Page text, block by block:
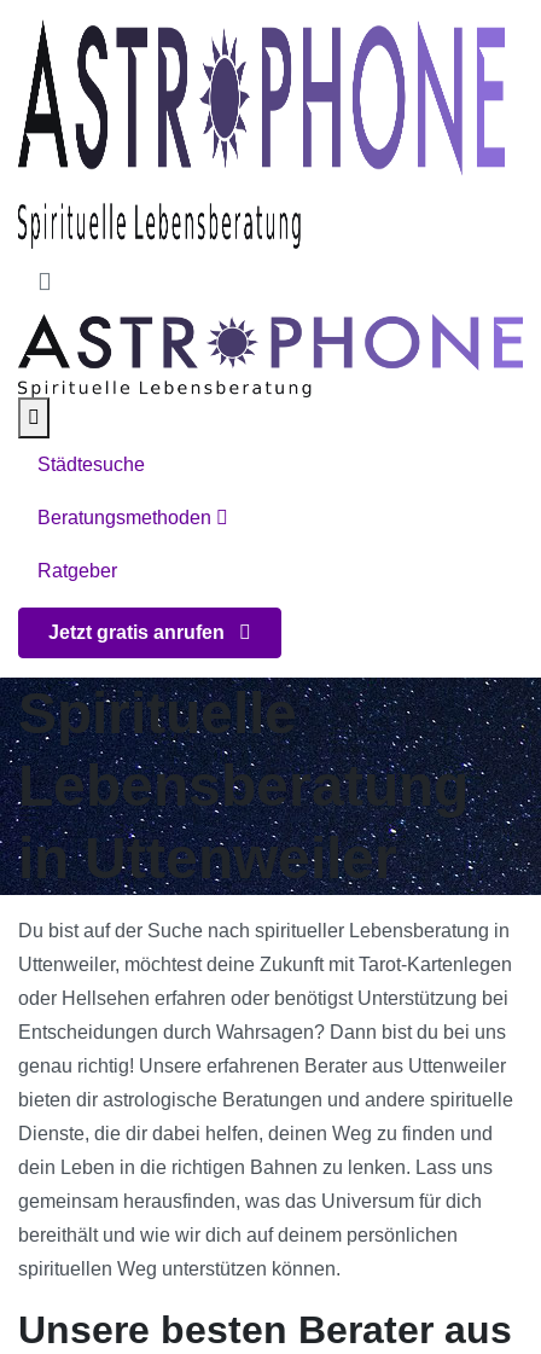
Skip to main content
Städtesuche
Beratungsmethoden
Ratgeber
Jetzt gratis anrufen
Spirituelle
Lebensberatung
in Uttenweiler
Du bist auf der Suche nach spiritueller Lebensberatung in
Uttenweiler, möchtest deine Zukunft mit Tarot-Kartenlegen
oder Hellsehen erfahren oder benötigst Unterstützung bei
Entscheidungen durch Wahrsagen? Dann bist du bei uns
genau richtig! Unsere erfahrenen Berater aus Uttenweiler
bieten dir astrologische Beratungen und andere spirituelle
Dienste, die dir dabei helfen, deinen Weg zu finden und
dein Leben in die richtigen Bahnen zu lenken. Lass uns
gemeinsam herausfinden, was das Universum für dich
bereithält und wie wir dich auf deinem persönlichen
spirituellen Weg unterstützen können.
Unsere besten Berater aus